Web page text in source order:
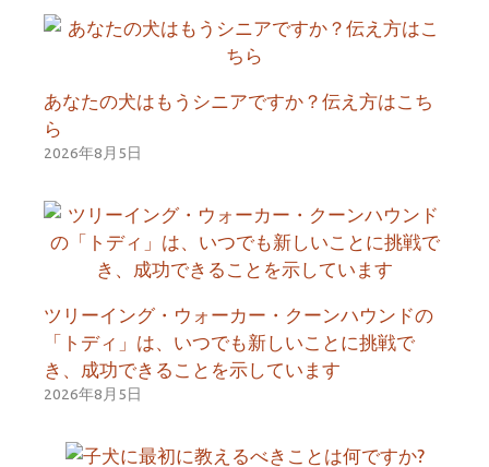
あなたの犬はもうシニアですか？伝え方はこち
ら
2026年8月5日
ツリーイング・ウォーカー・クーンハウンドの
「トディ」は、いつでも新しいことに挑戦で
き、成功できることを示しています
2026年8月5日